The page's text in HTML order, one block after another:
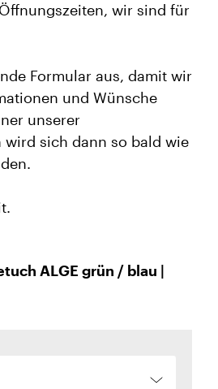
wir sind für
Formular aus, damit wir
und Wünsche
unserer
wird sich dann so bald wie
ALGE grün / blau |